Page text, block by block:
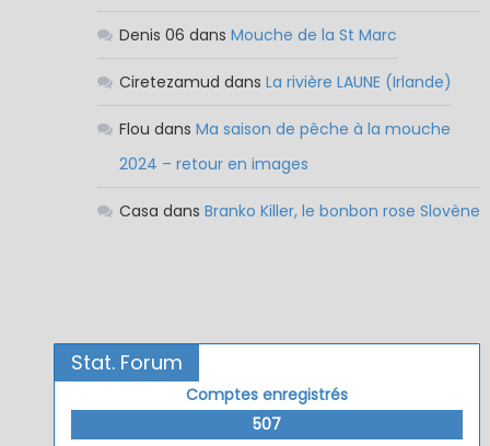
Denis 06 dans Mouche de la St Marc
Ciretezamud dans La rivière LAUNE (Irlande)
Flou dans Ma saison de pêche à la mouche
2024 – retour en images
Casa dans Branko Killer, le bonbon rose Slovène
Stat. Forum
Comptes enregistrés
507